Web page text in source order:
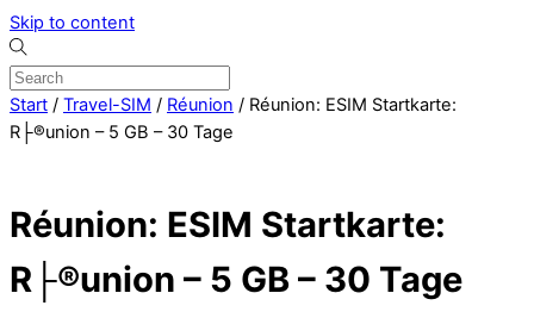
Skip to content
Start / Travel-SIM / Réunion / Réunion: ESIM Startkarte:
R├®union – 5 GB – 30 Tage
Réunion: ESIM Startkarte:
R├®union – 5 GB – 30 Tage